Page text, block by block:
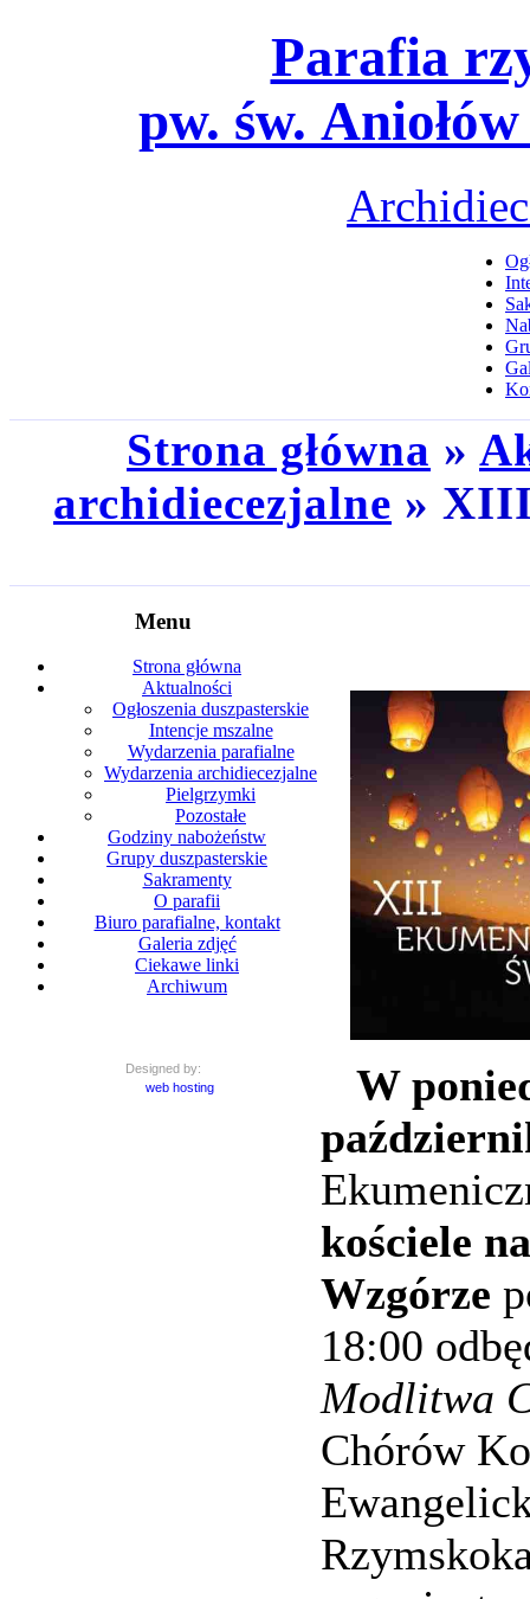
Parafia
pw. św.
Strona główna »
archidiecezjalne »
Menu
Strona główna
Aktualności
Ogłoszenia duszpasterskie
Intencje mszalne
Wydarzenia parafialne
Wydarzenia archidiecezjalne
Pielgrzymki
Pozostałe
Godziny nabożeństw
Grupy duszpasterskie
Sakramenty
O parafii
Biuro parafialne, kontakt
Galeria zdjęć
Ciekawe linki
Archiwum
Designed by:
web hosting
W
kościele
Wzgórze
18:00
Modlitwa
Chórów